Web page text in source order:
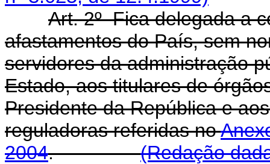
Art. 2º Fica delegada a
afastamentos do País, sem
servidores da administração
Estado, aos titulares de
Presidente da República e
reguladoras referidas no
2004.(Redação